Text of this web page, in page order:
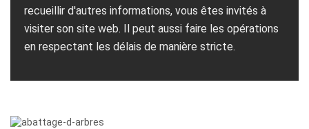
recueillir d'autres informations, vous êtes invités à
visiter son site web. Il peut aussi faire les opérations
en respectant les délais de manière stricte.